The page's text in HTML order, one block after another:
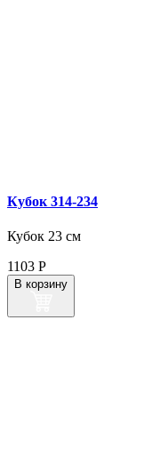
Кубок 314‑234
Кубок 23 см
1103 Р
В корзину